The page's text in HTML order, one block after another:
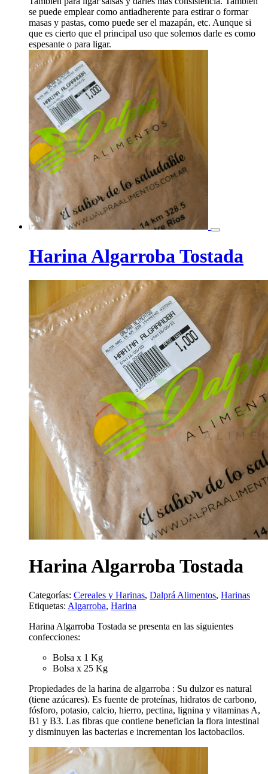
se puede emplear como antiadherente para estirar o formar
masas y pastas, como puede ser el mazapán, etc. Aunque si
que es cierto que el principal uso que solemos darle es como
espesante o para ligar.
Harina Algarroba Tostada
Harina Algarroba Tostada
Categorías: Cereales y Harinas, Dalprá Alimentos, Harinas
Etiquetas: Algarroba, Harina
Harina Algarroba Tostada se presenta en las siguientes
confecciones:
Bolsa x 1 Kg
Bolsa x 25 Kg
Propiedades de la harina de algarroba : Su dulzor es natural
(tiene azúcares). Es fuente de proteínas, hidratos de carbono,
fósforo, potasio, calcio, hierro, pectina, lignina y vitaminas A,
B1 y B3. Las fibras que contiene benefician la flora intestinal
y disminuyen las bacterias e incrementan los lactobacilos.